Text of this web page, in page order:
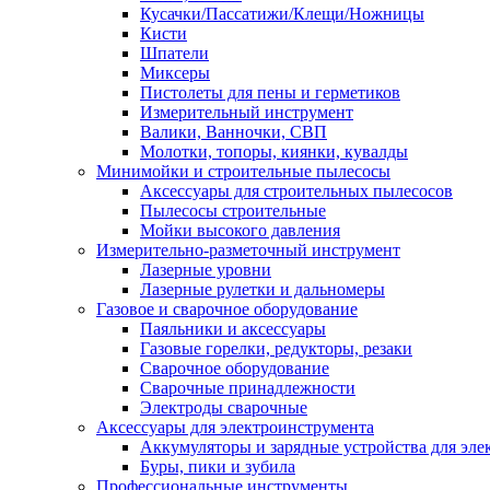
Кусачки/Пассатижи/Клещи/Ножницы
Кисти
Шпатели
Миксеры
Пистолеты для пены и герметиков
Измерительный инструмент
Валики, Ванночки, СВП
Молотки, топоры, киянки, кувалды
Минимойки и строительные пылесосы
Аксессуары для строительных пылесосов
Пылесосы строительные
Мойки высокого давления
Измерительно-разметочный инструмент
Лазерные уровни
Лазерные рулетки и дальномеры
Газовое и сварочное оборудование
Паяльники и аксессуары
Газовые горелки, редукторы, резаки
Сварочное оборудование
Сварочные принадлежности
Электроды сварочные
Аксессуары для электроинструмента
Аккумуляторы и зарядные устройства для
Буры, пики и зубила
Профессиональные инструменты